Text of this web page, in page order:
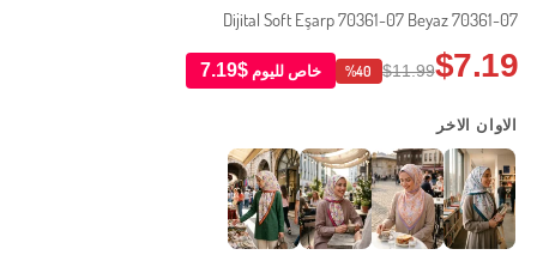
Dijital Soft Eşarp 70361-07 Beyaz 70361-07
$7.19
$11.99
%40 خاص لليوم$7.19
الاوان الاخر